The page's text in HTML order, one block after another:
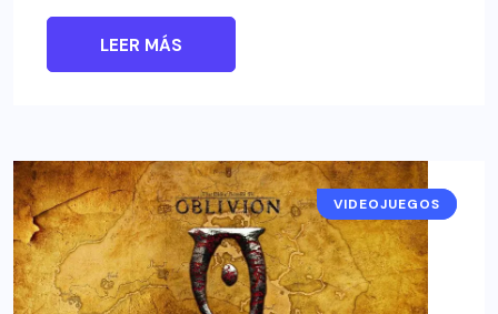
LEER MÁS
NOTICIAS
VIDEOJUEGOS